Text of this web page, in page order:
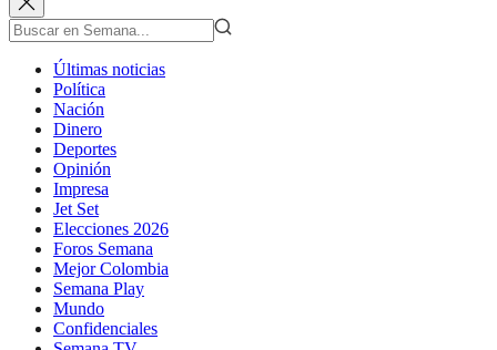
Últimas noticias
Política
Nación
Dinero
Deportes
Opinión
Impresa
Jet Set
Elecciones 2026
Foros Semana
Mejor Colombia
Semana Play
Mundo
Confidenciales